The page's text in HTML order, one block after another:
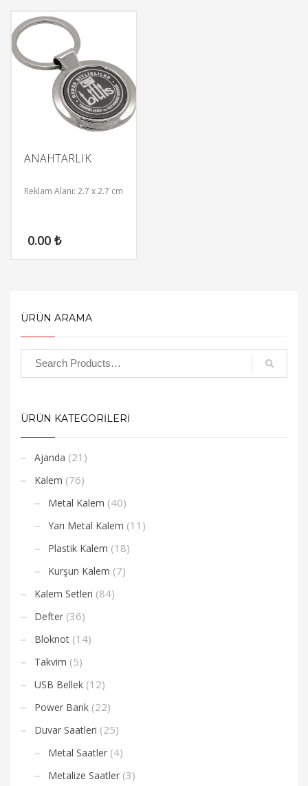
ANAHTARLIK
Reklam Alanı: 2.7 x 2.7 cm
0.00 ₺
ÜRÜN ARAMA
ÜRÜN KATEGORİLERİ
Ajanda (21)
Kalem (76)
Metal Kalem (40)
Yarı Metal Kalem (11)
Plastik Kalem (18)
Kurşun Kalem (7)
Kalem Setleri (84)
Defter (36)
Bloknot (14)
Takvim (5)
USB Bellek (12)
Power Bank (22)
Duvar Saatleri (25)
Metal Saatler (4)
Metalize Saatler (3)